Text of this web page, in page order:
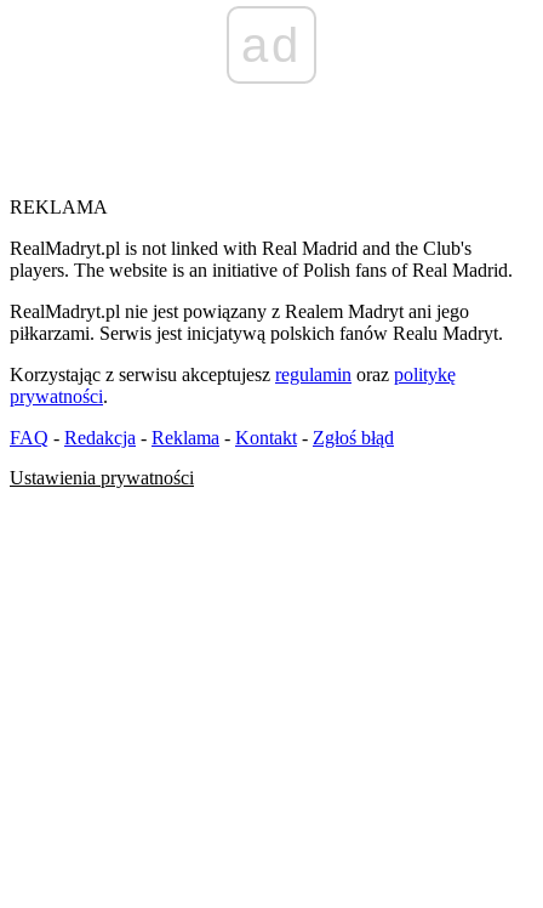
ad
REKLAMA
RealMadryt.pl is not linked with Real Madrid and the Club's
players. The website is an initiative of Polish fans of Real Madrid.
RealMadryt.pl nie jest powiązany z Realem Madryt ani jego
piłkarzami. Serwis jest inicjatywą polskich fanów Realu Madryt.
Korzystając z serwisu akceptujesz regulamin oraz politykę
prywatności.
FAQ - Redakcja - Reklama - Kontakt - Zgłoś błąd
Ustawienia prywatności